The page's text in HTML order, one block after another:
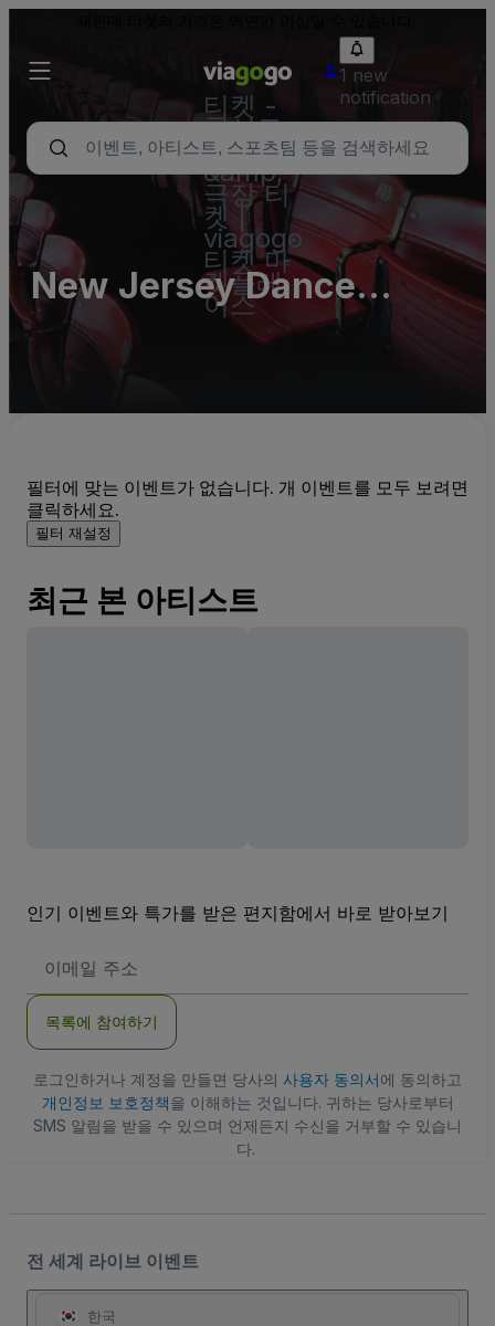
티켓 -
콘서트,
스포츠
&amp;
극장 티
켓 |
viagogo
티켓 마
켓플레
이스
1 new
notification
New Jersey Dance
Theatre Ensemble
필터에 맞는 이벤트가 없습니다. 개 이벤트를 모두 보려면
클릭하세요.
필터 재설정
최근 본 아티스트
인기 이벤트와 특가를 받은 편지함에서 바로 받아보기
메
소
목록에 참여하기
로그인하거나 계정을 만들면 당사의 사용자 동의서에 동의하고
개인정보 보호정책을 이해하는 것입니다. 귀하는 당사로부터
SMS 알림을 받을 수 있으며 언제든지 수신을 거부할 수 있습니
다.
전 세계 라이브 이벤트
한국